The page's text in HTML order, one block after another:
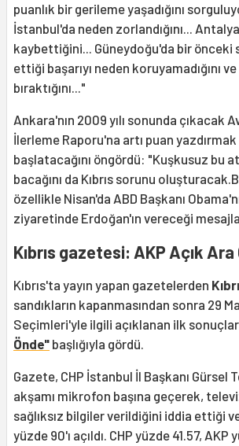
puanlık bir gerileme yaşadığını
İstanbul'da neden zorlandığını...
kaybettiğini... Güneydoğu'da bir önceki
ettiği başarıyı neden koruyamadığını
bıraktığını..."
Ankara'nın 2009 yılı sonunda çıkacak
İlerleme Raporu'na artı puan yazdırmak
başlatacağını öngördü: "Kuşkusuz bu
bacağını da Kıbrıs sorunu
özellikle Nisan'da ABD Başkanı
ziyaretinde Erdoğan'ın vereceği
Kıbrıs gazetesi: AKP Açık Ara
Kıbrıs'ta yayın yapan gazetelerden
sandıkların kapanmasından sonra 29
Seçimleri'yle ilgili açıklanan ilk
Önde" başlığıyla gördü.
Gazete, CHP İstanbul İl Başkanı Gürsel
akşamı mikrofon başına geçerek,
sağlıksız bilgiler verildiğini iddia ettiği
yüzde 90'ı açıldı. CHP yüzde 41.57, AKP